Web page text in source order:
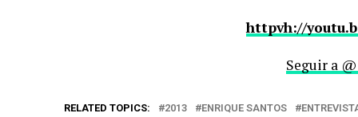
httpvh://
Seguir a
RELATED TOPICS: 2013 ENRIQUE SANTOS